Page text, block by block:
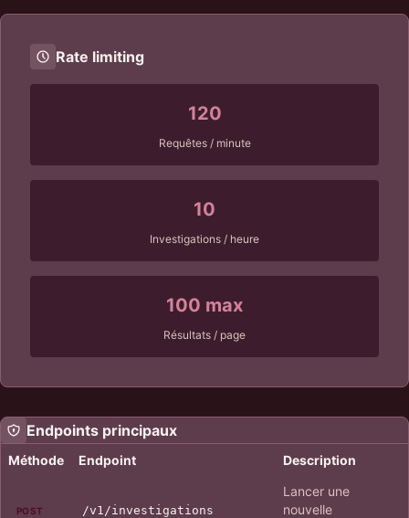
Rate limiting
120
Requêtes / minute
10
Investigations / heure
100 max
Résultats / page
Endpoints principaux
Méthode Endpoint Description
POST /v1/investigations
Lancer une
nouvelle